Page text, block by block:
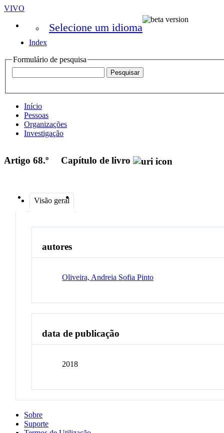
VIVO
Selecione um idioma
Index
Formulário de pesquisa
Início
Pessoas
Organizações
Investigação
Artigo 68.º Capítulo de livro
Visão geral
autores
Oliveira, Andreia Sofia Pinto
data de publicação
2018
Sobre
Suporte